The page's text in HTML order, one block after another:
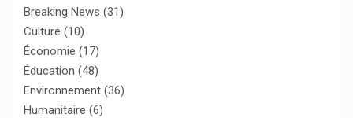
Breaking News (31)
Culture (10)
Économie (17)
Éducation (48)
Environnement (36)
Humanitaire (6)